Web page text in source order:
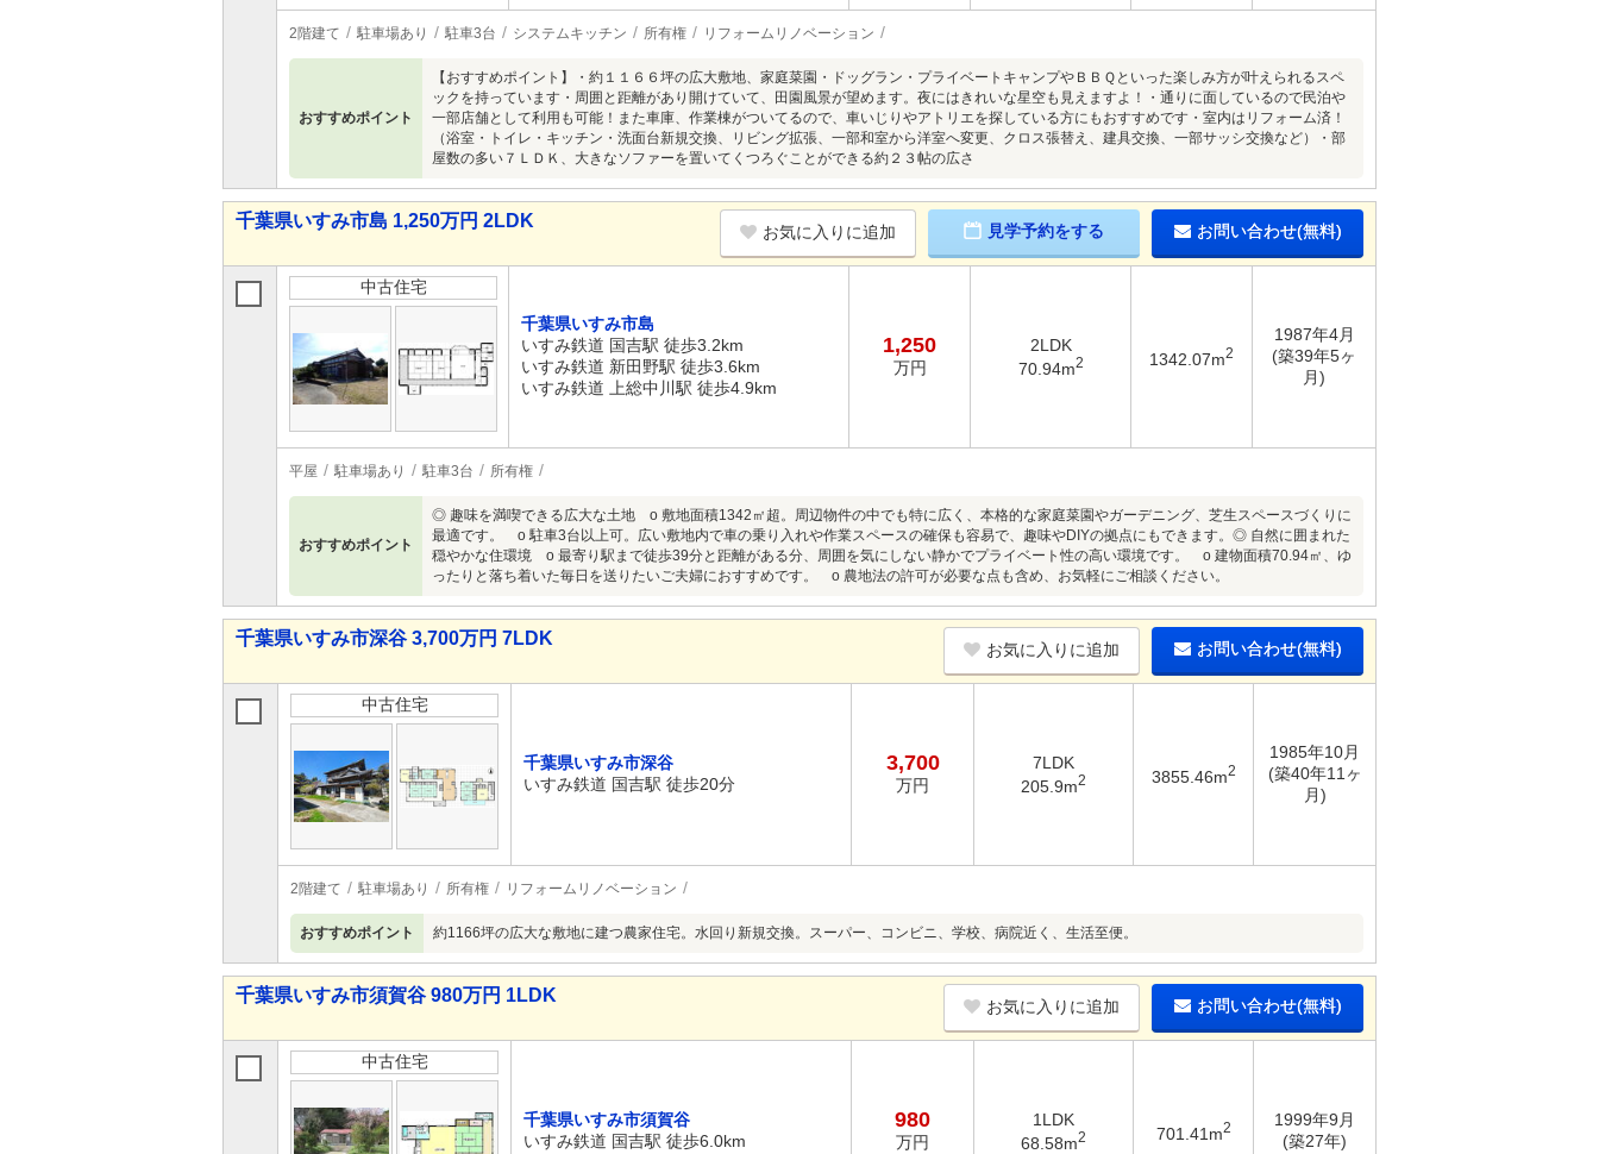
2階建て 駐車場あり 駐車3台 システムキッチン 所有権 リフォームリノベーション
おすすめポイント
【おすすめポイント】・約１１６６坪の広大敷地、家庭菜園・ドッグラン・プライベートキャンプやＢＢＱといった楽しみ方が叶えられるスペ
ックを持っています・周囲と距離があり開けていて、田園風景が望めます。夜にはきれいな星空も見えますよ！・通りに面しているので民泊や
一部店舗として利用も可能！また車庫、作業棟がついてるので、車いじりやアトリエを探している方にもおすすめです・室内はリフォーム済！
（浴室・トイレ・キッチン・洗面台新規交換、リビング拡張、一部和室から洋室へ変更、クロス張替え、建具交換、一部サッシ交換など）・部
屋数の多い７ＬＤＫ、大きなソファーを置いてくつろぐことができる約２３帖の広さ
千葉県いすみ市島 1,250万円 2LDK
お気に入りに追加 見学予約をする お問い合わせ(無料)
中古住宅
千葉県いすみ市島
いすみ鉄道 国吉駅 徒歩3.2km
いすみ鉄道 新田野駅 徒歩3.6km
いすみ鉄道 上総中川駅 徒歩4.9km
1,250
万円
2LDK
70.94m2 1342.07m2
1987年4月
(築39年5ヶ
月)
平屋 駐車場あり 駐車3台 所有権
おすすめポイント
◎ 趣味を満喫できる広大な土地 o 敷地面積1342㎡超。周辺物件の中でも特に広く、本格的な家庭菜園やガーデニング、芝生スペースづくりに
最適です。 o 駐車3台以上可。広い敷地内で車の乗り入れや作業スペースの確保も容易で、趣味やDIYの拠点にもできます。◎ 自然に囲まれた
穏やかな住環境 o 最寄り駅まで徒歩39分と距離がある分、周囲を気にしない静かでプライベート性の高い環境です。 o 建物面積70.94㎡、ゆ
ったりと落ち着いた毎日を送りたいご夫婦におすすめです。 o 農地法の許可が必要な点も含め、お気軽にご相談ください。
千葉県いすみ市深谷 3,700万円 7LDK
お気に入りに追加 お問い合わせ(無料)
中古住宅
千葉県いすみ市深谷
いすみ鉄道 国吉駅 徒歩20分
3,700
万円
7LDK
205.9m2 3855.46m2
1985年10月
(築40年11ヶ
月)
2階建て 駐車場あり 所有権 リフォームリノベーション
おすすめポイント 約1166坪の広大な敷地に建つ農家住宅。水回り新規交換。スーパー、コンビニ、学校、病院近く、生活至便。
千葉県いすみ市須賀谷 980万円 1LDK
お気に入りに追加 お問い合わせ(無料)
中古住宅
千葉県いすみ市須賀谷
いすみ鉄道 国吉駅 徒歩6.0km
980
万円
1LDK
68.58m2 701.41m2
1999年9月
(築27年)